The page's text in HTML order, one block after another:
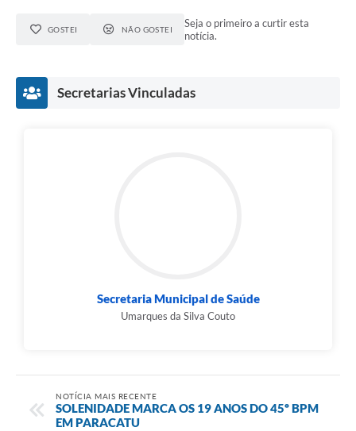
GOSTEI NÃO GOSTEI
Seja o primeiro a curtir esta
notícia.
Secretarias Vinculadas
Secretaria Municipal de Saúde
Umarques da Silva Couto
NOTÍCIA MAIS RECENTE
SOLENIDADE MARCA OS 19 ANOS DO 45º BPM
EM PARACATU